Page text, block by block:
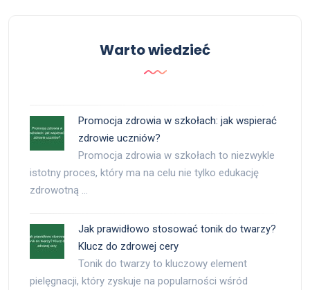
Warto wiedzieć
Promocja zdrowia w szkołach: jak wspierać
zdrowie uczniów?
Promocja zdrowia w szkołach to niezwykle
istotny proces, który ma na celu nie tylko edukację
zdrowotną …
Jak prawidłowo stosować tonik do twarzy?
Klucz do zdrowej cery
Tonik do twarzy to kluczowy element
pielęgnacji, który zyskuje na popularności wśród